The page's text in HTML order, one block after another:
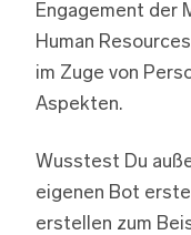
Engagement der
Human
im Zuge von
Aspekten.
Wusstest Du
eigenen Bot
erstellen zum